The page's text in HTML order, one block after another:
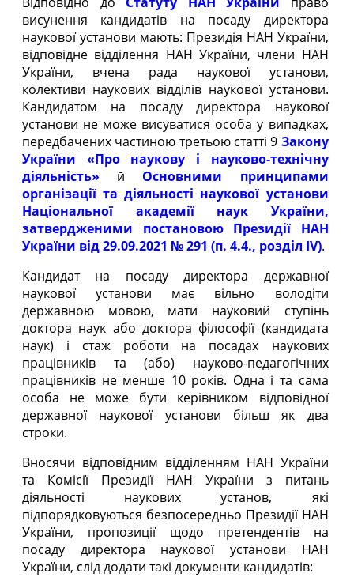
висунення кандидатів на посаду директора
наукової установи мають: Президія НАН України,
відповідне відділення НАН України, члени НАН
України, вчена рада наукової установи,
колективи наукових відділів наукової установи.
Кандидатом на посаду директора наукової
установи не може висуватися особа у випадках,
передбачених частиною третьою статті 9 Закону
України «Про наукову і науково-технічну
діяльність» й Основними принципами
організації та діяльності наукової установи
Національної академії наук України,
затвердженими постановою Президії НАН
України від 29.09.2021 № 291 (п. 4.4., розділ ІV).
Кандидат на посаду директора державної
наукової установи має вільно володіти
державною мовою, мати науковий ступінь
доктора наук або доктора філософії (кандидата
наук) і стаж роботи на посадах наукових
працівників та (або) науково-педагогічних
працівників не менше 10 років. Одна і та сама
особа не може бути керівником відповідної
державної наукової установи більш як два
строки.
Вносячи відповідним відділенням НАН України
та Комісії Президії НАН України з питань
діяльності наукових установ, які
підпорядковуються безпосередньо Президії НАН
України, пропозиції щодо претендентів на
посаду директора наукової установи НАН
України, слід додати такі документи кандидатів: